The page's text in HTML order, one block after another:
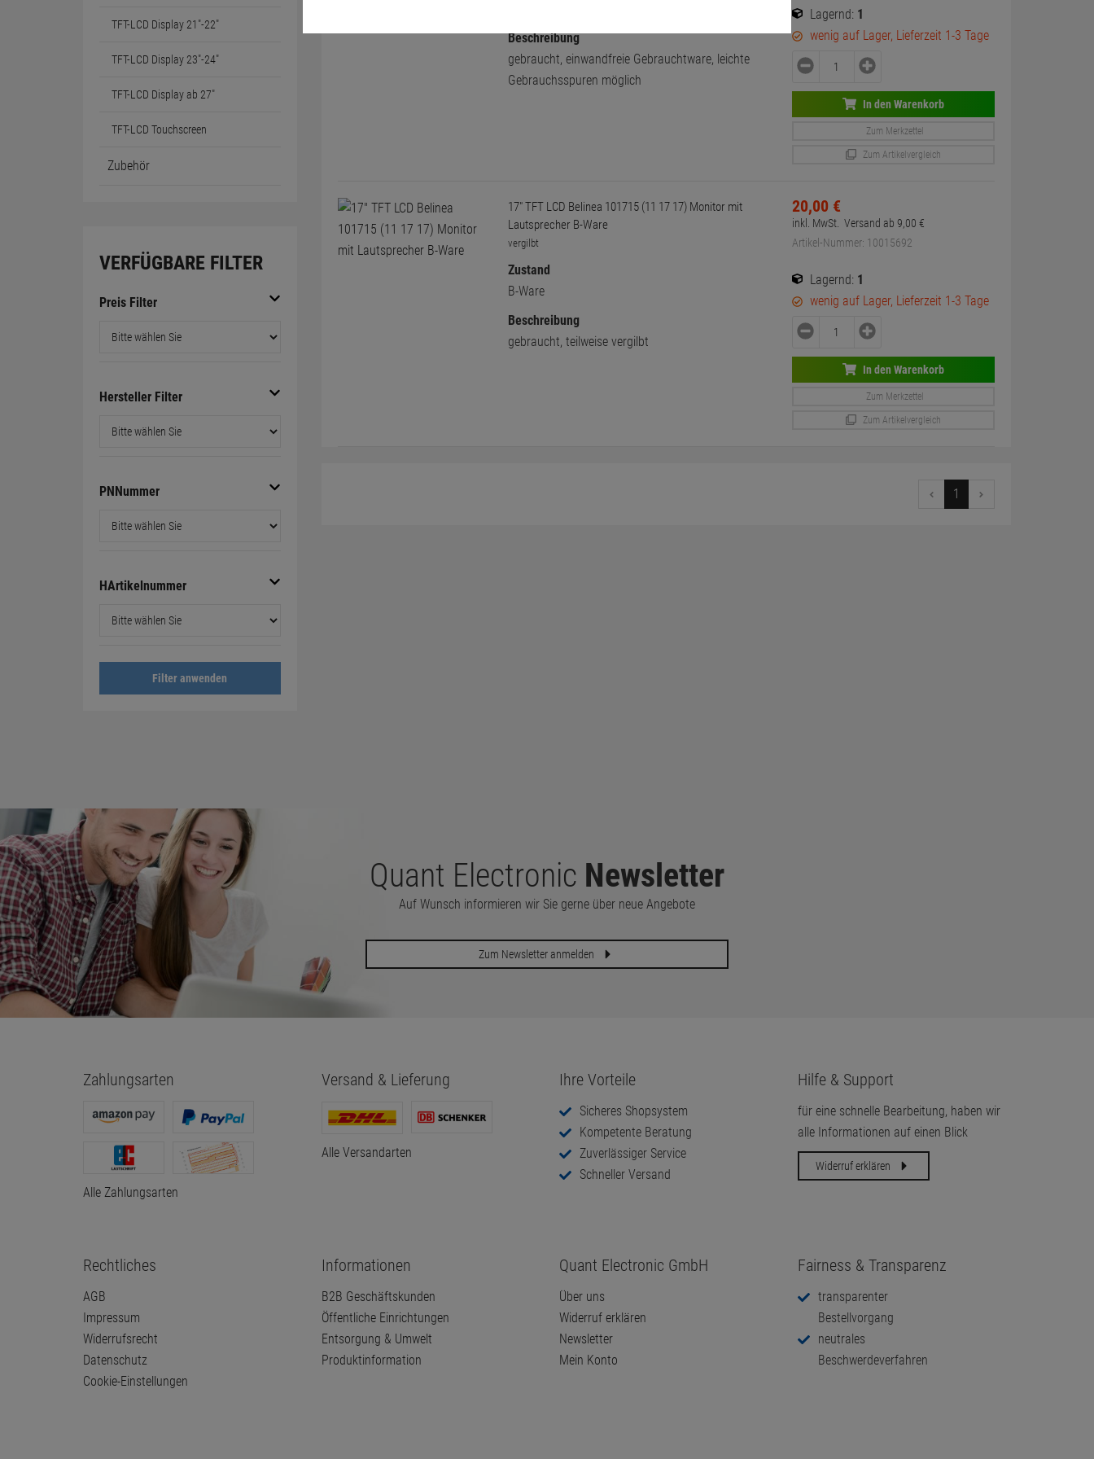
TFT-LCD Display 21"-22"
TFT-LCD Display 23"-24"
TFT-LCD Display ab 27"
TFT-LCD Touchscreen
Zubehör
VERFÜGBARE FILTER
Preis Filter
Hersteller Filter
PNNummer
HArtikelnummer
Filter anwenden
Beschreibung
gebraucht, einwandfreie Gebrauchtware, leichte
Gebrauchsspuren möglich
Lagernd: 1
wenig auf Lager, Lieferzeit 1-3 Tage
In den Warenkorb
Zum Merkzettel
Zum Artikelvergleich
17" TFT LCD Belinea 101715 (11 17 17) Monitor mit
Lautsprecher B-Ware
vergilbt
Zustand
B-Ware
Beschreibung
gebraucht, teilweise vergilbt
20,00 €
inkl. MwSt. Versand ab 9,00 €
Artikel-Nummer: 10015692
Lagernd: 1
wenig auf Lager, Lieferzeit 1-3 Tage
In den Warenkorb
Zum Merkzettel
Zum Artikelvergleich
1
Quant Electronic Newsletter
Auf Wunsch informieren wir Sie gerne über neue Angebote
Zum Newsletter anmelden
Zahlungsarten
Alle Zahlungsarten
Versand & Lieferung
Alle Versandarten
Ihre Vorteile
Sicheres Shopsystem
Kompetente Beratung
Zuverlässiger Service
Schneller Versand
Hilfe & Support
für eine schnelle Bearbeitung, haben wir
alle Informationen auf einen Blick
Widerruf erklären
Rechtliches
AGB
Impressum
Widerrufsrecht
Datenschutz
Cookie-Einstellungen
Informationen
B2B Geschäftskunden
Öffentliche Einrichtungen
Entsorgung & Umwelt
Produktinformation
Quant Electronic GmbH
Über uns
Widerruf erklären
Newsletter
Mein Konto
Fairness & Transparenz
transparenter
Bestellvorgang
neutrales
Beschwerdeverfahren